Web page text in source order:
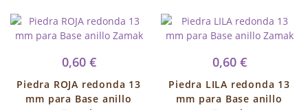
0,60 €
Piedra ROJA redonda 13
mm para Base anillo
0,60 €
Piedra LILA redonda 13
mm para Base anillo